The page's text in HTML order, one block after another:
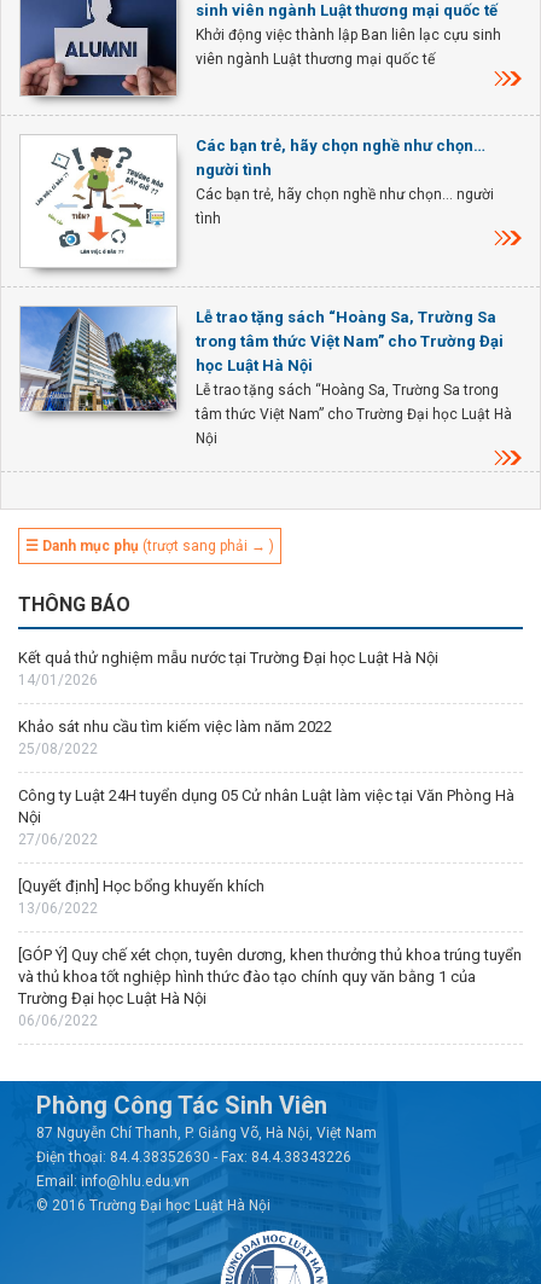
sinh viên ngành Luật thương mại quốc tế
Khởi động việc thành lập Ban liên lạc cựu sinh
viên ngành Luật thương mại quốc tế
Các bạn trẻ, hãy chọn nghề như chọn…
người tình
Các bạn trẻ, hãy chọn nghề như chọn… người
tình
Lễ trao tặng sách “Hoàng Sa, Trường Sa
trong tâm thức Việt Nam” cho Trường Đại
học Luật Hà Nội
Lễ trao tặng sách “Hoàng Sa, Trường Sa trong
tâm thức Việt Nam” cho Trường Đại học Luật Hà
Nội
☰ Danh mục phụ (trượt sang phải → )
THÔNG BÁO
Kết quả thử nghiệm mẫu nước tại Trường Đại học Luật Hà Nội
14/01/2026
Khảo sát nhu cầu tìm kiếm việc làm năm 2022
25/08/2022
Công ty Luật 24H tuyển dụng 05 Cử nhân Luật làm việc tại Văn Phòng Hà
Nội
27/06/2022
[Quyết định] Học bổng khuyến khích
13/06/2022
[GÓP Ý] Quy chế xét chọn, tuyên dương, khen thưởng thủ khoa trúng tuyển
và thủ khoa tốt nghiệp hình thức đào tạo chính quy văn bằng 1 của
Trường Đại học Luật Hà Nội
06/06/2022
Phòng Công Tác Sinh Viên
87 Nguyễn Chí Thanh, P. Giảng Võ, Hà Nội, Việt Nam
Điện thoại: 84.4.38352630 - Fax: 84.4.38343226
Email: info@hlu.edu.vn
© 2016 Trường Đại học Luật Hà Nội